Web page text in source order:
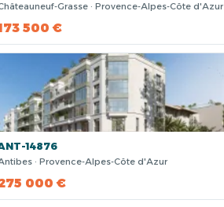
Grasse · Provence-Alpes-Côte d'Azur
500 €
14876
· Provence-Alpes-Côte d'Azur
000 €